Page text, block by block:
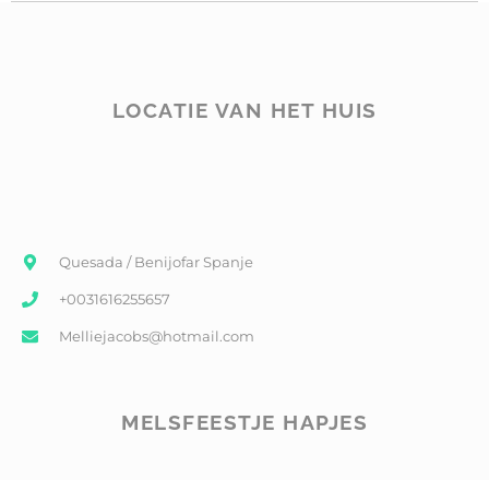
LOCATIE VAN HET HUIS
Quesada / Benijofar Spanje
+0031616255657
Melliejacobs@hotmail.com
MELSFEESTJE HAPJES